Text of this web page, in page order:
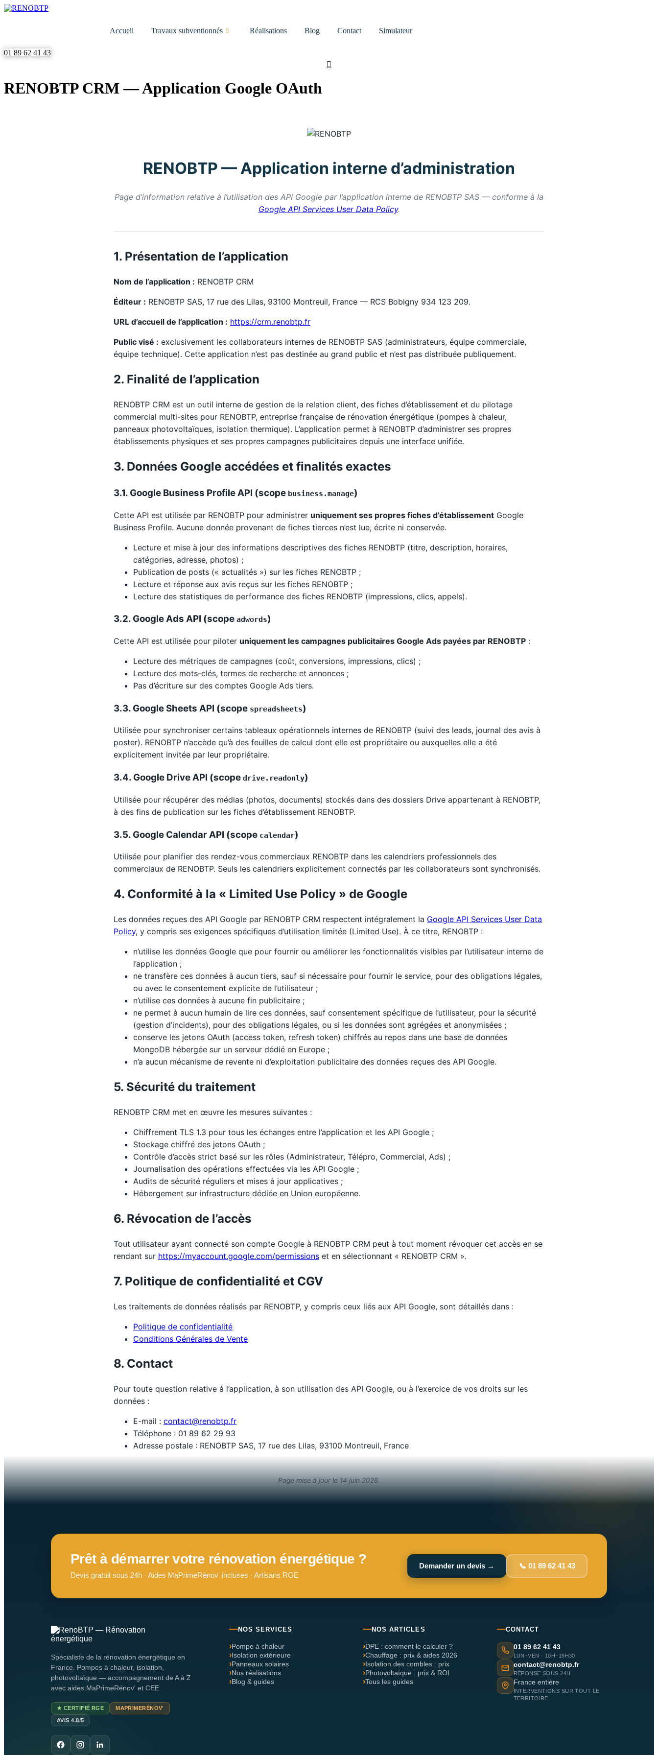
Aller
Accueil Travaux subventionnés Réalisations Blog Contact Simulateur
01 89 62 41 43
RENOBTP CRM — Application Google OAuth
RENOBTP — Application interne d’administration
Page d’information relative à l’utilisation des API Google par l’application interne de RENOBTP SAS — conforme à la
Google API Services User Data Policy.
1. Présentation de l’application
Nom de l’application : RENOBTP CRM
Éditeur : RENOBTP SAS, 17 rue des Lilas, 93100 Montreuil, France — RCS Bobigny 934 123 209.
URL d’accueil de l’application : https://crm.renobtp.fr
Public visé : exclusivement les collaborateurs internes de RENOBTP SAS (administrateurs, équipe commerciale,
équipe technique). Cette application n’est pas destinée au grand public et n’est pas distribuée publiquement.
2. Finalité de l’application
RENOBTP CRM est un outil interne de gestion de la relation client, des fiches d’établissement et du pilotage
commercial multi-sites pour RENOBTP, entreprise française de rénovation énergétique (pompes à chaleur,
panneaux photovoltaïques, isolation thermique). L’application permet à RENOBTP d’administrer ses propres
établissements physiques et ses propres campagnes publicitaires depuis une interface unifiée.
3. Données Google accédées et finalités exactes
3.1. Google Business Profile API (scope business.manage)
Cette API est utilisée par RENOBTP pour administrer uniquement ses propres fiches d’établissement Google
Business Profile. Aucune donnée provenant de fiches tierces n’est lue, écrite ni conservée.
Lecture et mise à jour des informations descriptives des fiches RENOBTP (titre, description, horaires,
catégories, adresse, photos) ;
Publication de posts (« actualités ») sur les fiches RENOBTP ;
Lecture et réponse aux avis reçus sur les fiches RENOBTP ;
Lecture des statistiques de performance des fiches RENOBTP (impressions, clics, appels).
3.2. Google Ads API (scope adwords)
Cette API est utilisée pour piloter uniquement les campagnes publicitaires Google Ads payées par RENOBTP :
Lecture des métriques de campagnes (coût, conversions, impressions, clics) ;
Lecture des mots-clés, termes de recherche et annonces ;
Pas d’écriture sur des comptes Google Ads tiers.
3.3. Google Sheets API (scope spreadsheets)
Utilisée pour synchroniser certains tableaux opérationnels internes de RENOBTP (suivi des leads, journal des avis à
poster). RENOBTP n’accède qu’à des feuilles de calcul dont elle est propriétaire ou auxquelles elle a été
explicitement invitée par leur propriétaire.
3.4. Google Drive API (scope drive.readonly)
Utilisée pour récupérer des médias (photos, documents) stockés dans des dossiers Drive appartenant à RENOBTP,
à des fins de publication sur les fiches d’établissement RENOBTP.
3.5. Google Calendar API (scope calendar)
Utilisée pour planifier des rendez-vous commerciaux RENOBTP dans les calendriers professionnels des
commerciaux de RENOBTP. Seuls les calendriers explicitement connectés par les collaborateurs sont synchronisés.
4. Conformité à la « Limited Use Policy » de Google
Les données reçues des API Google par RENOBTP CRM respectent intégralement la Google API Services User Data
Policy, y compris ses exigences spécifiques d’utilisation limitée (Limited Use). À ce titre, RENOBTP :
n’utilise les données Google que pour fournir ou améliorer les fonctionnalités visibles par l’utilisateur interne de
l’application ;
ne transfère ces données à aucun tiers, sauf si nécessaire pour fournir le service, pour des obligations légales,
ou avec le consentement explicite de l’utilisateur ;
n’utilise ces données à aucune fin publicitaire ;
ne permet à aucun humain de lire ces données, sauf consentement spécifique de l’utilisateur, pour la sécurité
(gestion d’incidents), pour des obligations légales, ou si les données sont agrégées et anonymisées ;
conserve les jetons OAuth (access token, refresh token) chiffrés au repos dans une base de données
MongoDB hébergée sur un serveur dédié en Europe ;
n’a aucun mécanisme de revente ni d’exploitation publicitaire des données reçues des API Google.
5. Sécurité du traitement
RENOBTP CRM met en œuvre les mesures suivantes :
Chiffrement TLS 1.3 pour tous les échanges entre l’application et les API Google ;
Stockage chiffré des jetons OAuth ;
Contrôle d’accès strict basé sur les rôles (Administrateur, Télépro, Commercial, Ads) ;
Journalisation des opérations effectuées via les API Google ;
Audits de sécurité réguliers et mises à jour applicatives ;
Hébergement sur infrastructure dédiée en Union européenne.
6. Révocation de l’accès
Tout utilisateur ayant connecté son compte Google à RENOBTP CRM peut à tout moment révoquer cet accès en se
rendant sur https://myaccount.google.com/permissions et en sélectionnant « RENOBTP CRM ».
7. Politique de confidentialité et CGV
Les traitements de données réalisés par RENOBTP, y compris ceux liés aux API Google, sont détaillés dans :
Politique de confidentialité
Conditions Générales de Vente
8. Contact
Pour toute question relative à l’application, à son utilisation des API Google, ou à l’exercice de vos droits sur les
données :
E-mail : contact@renobtp.fr
Téléphone : 01 89 62 29 93
Adresse postale : RENOBTP SAS, 17 rue des Lilas, 93100 Montreuil, France
Page mise à jour le 14 juin 2026.
Prêt à démarrer votre rénovation énergétique ?
Devis gratuit sous 24h · Aides MaPrimeRénov' incluses · Artisans RGE
Demander un devis → 📞 01 89 62 41 43
Spécialiste de la rénovation énergétique en
France. Pompes à chaleur, isolation,
photovoltaïque — accompagnement de A à Z
avec aides MaPrimeRénov' et CEE.
★ CERTIFIÉ RGE MAPRIMERÉNOV'
AVIS 4.8/5
NOS SERVICES
Pompe à chaleur
Isolation extérieure
Panneaux solaires
Nos réalisations
Blog & guides
NOS ARTICLES
DPE : comment le calculer ?
Chauffage : prix & aides 2026
Isolation des combles : prix
Photovoltaïque : prix & ROI
Tous les guides
CONTACT
01 89 62 41 43
LUN–VEN · 10H–19H30
contact@renobtp.fr
RÉPONSE SOUS 24H
France entière
INTERVENTIONS SUR TOUT LE
TERRITOIRE